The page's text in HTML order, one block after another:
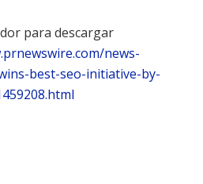
para descargar
news-
best-seo-initiative-by-